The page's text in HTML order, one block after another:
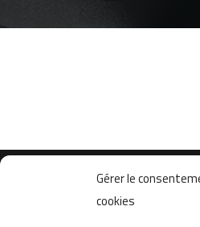
Gérer le
cookies
Copyright © 2022 Tous droits